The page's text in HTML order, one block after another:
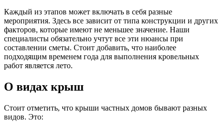
Каждый из этапов может включать в себя разные
мероприятия. Здесь все зависит от типа конструкции и других
факторов, которые имеют не меньшее значение. Наши
специалисты обязательно учтут все эти нюансы при
составлении сметы. Стоит добавить, что наиболее
подходящим временем года для выполнения кровельных
работ является лето.
О видах крыш
Стоит отметить, что крыши частных домов бывают разных
видов. Это: